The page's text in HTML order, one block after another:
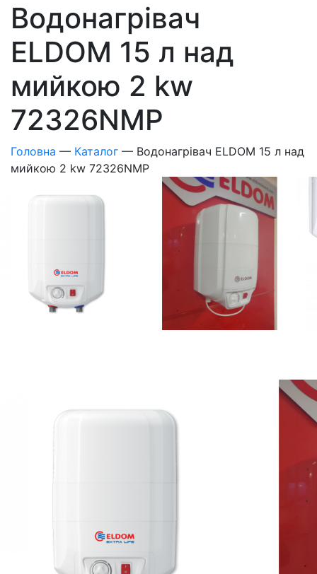
Водонагрівач
ELDOM 15 л над
мийкою 2 kw
72326NMP
Головна — Каталог — Водонагрівач ELDOM 15 л над
мийкою 2 kw 72326NMP